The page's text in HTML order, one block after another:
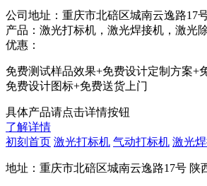
公司地址：重庆市北碚区城南云逸路17
产品：激光打标机，激光焊接机，激光
优惠：
免费测试样品效果+免费设计定制方案+
免费设计图标+免费送货上门
具体产品请点击详情按钮
了解详情
初刻首页 激光打标机 气动打标机 激光
地址：重庆市北碚区城南云逸路17号 陕